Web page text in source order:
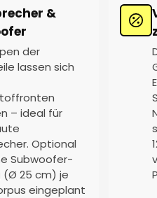
&
der
lassen sich
– ideal für
Optional
Subwoofer-
(Ø 25 cm) je
eingeplant